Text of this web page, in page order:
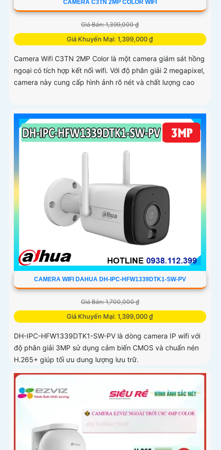
CAMERA C3TN 2MP COLOR WIFI
Giá Bán: 1,399,000 ₫
Giá Khuyến Mại: 1,399,000 ₫
Camera Wifi C3TN 2MP Color là một camera giám sát hồng
ngoại có tích hợp kết nối wifi. Với độ phân giải 2 megapixel,
camera này cung cấp hình ảnh rõ nét và chất lượng cao
CAMERA WIFI DAHUA DH-IPC-HFW1339DTK1-SW-PV
Giá Bán: 1,700,000 ₫
Giá Khuyến Mại: 1,399,000 ₫
DH-IPC-HFW1339DTK1-SW-PV là dòng camera IP wifi với
độ phân giải 3MP sử dụng cảm biến CMOS và chuẩn nén
H.265+ giúp tối ưu dung lượng lưu trữ.